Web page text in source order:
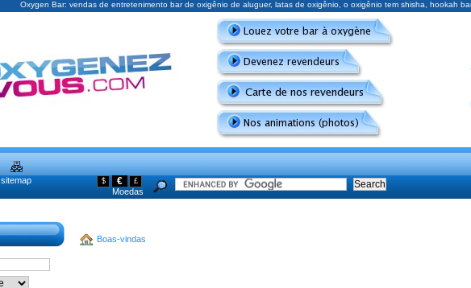
Oxygen Bar: vendas de entretenimento bar de oxigênio de aluguer, latas de oxigênio, o oxigênio tem shisha, hookah
sitemap $ € £
Moedas
Boas-vindas